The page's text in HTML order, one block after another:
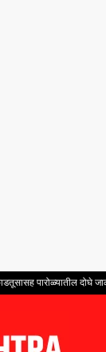
पारोळ्यातील दोघे